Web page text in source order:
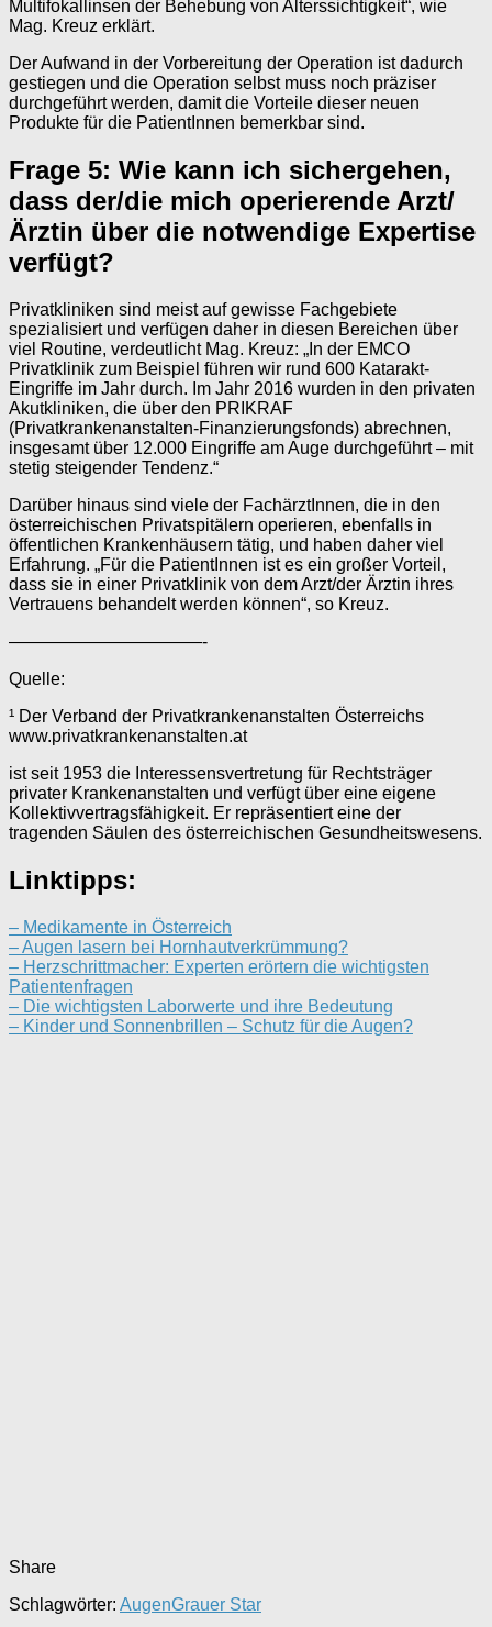
Multifokallinsen der Behebung von Alterssichtigkeit“, wie
Mag. Kreuz erklärt.
Der Aufwand in der Vorbereitung der Operation ist dadurch
gestiegen und die Operation selbst muss noch präziser
durchgeführt werden, damit die Vorteile dieser neuen
Produkte für die PatientInnen bemerkbar sind.
Frage 5: Wie kann ich sichergehen,
dass der/die mich operierende Arzt/
Ärztin über die notwendige Expertise
verfügt?
Privatkliniken sind meist auf gewisse Fachgebiete
spezialisiert und verfügen daher in diesen Bereichen über
viel Routine, verdeutlicht Mag. Kreuz: „In der EMCO
Privatklinik zum Beispiel führen wir rund 600 Katarakt-
Eingriffe im Jahr durch. Im Jahr 2016 wurden in den privaten
Akutkliniken, die über den PRIKRAF
(Privatkrankenanstalten-Finanzierungsfonds) abrechnen,
insgesamt über 12.000 Eingriffe am Auge durchgeführt – mit
stetig steigender Tendenz.“
Darüber hinaus sind viele der FachärztInnen, die in den
österreichischen Privatspitälern operieren, ebenfalls in
öffentlichen Krankenhäusern tätig, und haben daher viel
Erfahrung. „Für die PatientInnen ist es ein großer Vorteil,
dass sie in einer Privatklinik von dem Arzt/der Ärztin ihres
Vertrauens behandelt werden können“, so Kreuz.
———————————-
Quelle:
¹ Der Verband der Privatkrankenanstalten Österreichs
www.privatkrankenanstalten.at
ist seit 1953 die Interessensvertretung für Rechtsträger
privater Krankenanstalten und verfügt über eine eigene
Kollektivvertragsfähigkeit. Er repräsentiert eine der
tragenden Säulen des österreichischen Gesundheitswesens.
Linktipps:
– Medikamente in Österreich
– Augen lasern bei Hornhautverkrümmung?
– Herzschrittmacher: Experten erörtern die wichtigsten
Patientenfragen
– Die wichtigsten Laborwerte und ihre Bedeutung
– Kinder und Sonnenbrillen – Schutz für die Augen?
Share
Schlagwörter: AugenGrauer Star